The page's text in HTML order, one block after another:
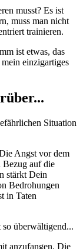
musst? Es ist
muss man nicht
trainieren.
ist etwas, das
einzigartiges
Situation
Angst vor dem
Bezug auf die
stärkt Dein
Bedrohungen
in Taten
überwältigend...
anzufangen. Die